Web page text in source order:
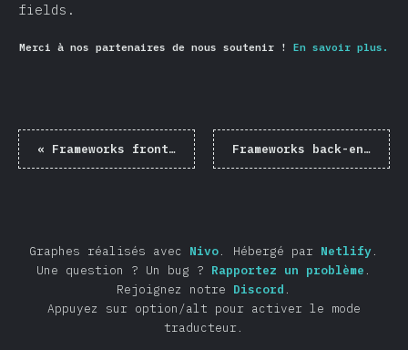
fields.
Merci à nos partenaires de nous soutenir ! En savoir plus.
« Frameworks front-end Frameworks back-end
Graphes réalisés avec Nivo. Hébergé par Netlify.
Une question ? Un bug ? Rapportez un problème .
Rejoignez notre Discord .
Appuyez sur option/alt pour activer le mode
traducteur.